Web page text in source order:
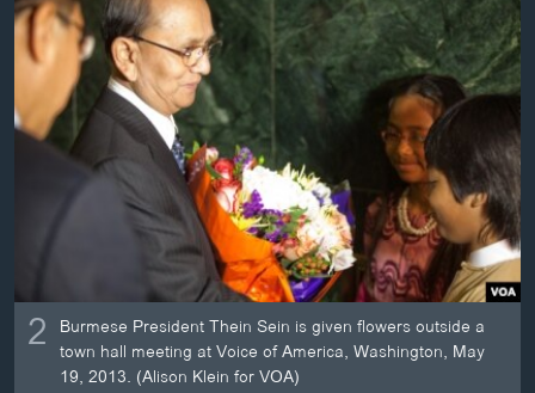
2 Burmese President Thein Sein is given flowers outside a
town hall meeting at Voice of America, Washington, May
19, 2013. (Alison Klein for VOA)